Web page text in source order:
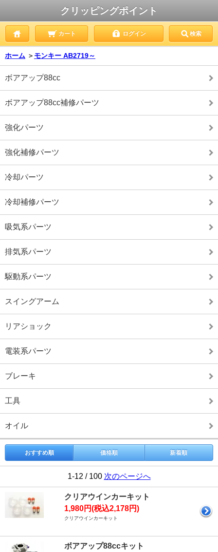
クリッピングポイント
カート ログイン 検索
ホーム ＞ モンキー AB2719～
ボアアップ88cc
ボアアップ88cc補修パーツ
強化パーツ
強化補修パーツ
冷却パーツ
冷却補修パーツ
吸気系パーツ
排気系パーツ
駆動系パーツ
スイングアーム
リアショック
電装系パーツ
ブレーキ
工具
オイル
おすすめ順 価格順 新着順
1-12 / 100 次のページへ
クリアウインカーキット
1,980円(税込2,178円)
クリアウインカーキット
ボアアップ88ccキット